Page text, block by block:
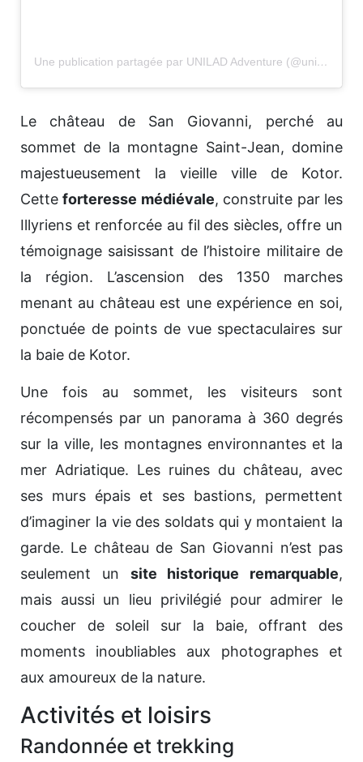
Une publication partagée par UNILAD Adventure (@uniladadventure)
Le château de San Giovanni, perché au
sommet de la montagne Saint-Jean, domine
majestueusement la vieille ville de Kotor.
Cetteforteresse médiévale, construite par les
Illyriens et renforcée au fil des siècles, offre un
témoignage saisissant de l’histoire militaire de
la région. L’ascension des 1350 marches
menant au château est une expérience en soi,
ponctuée de points de vue spectaculaires sur
la baie de Kotor.
Une fois au sommet, les visiteurs sont
récompensés par un panorama à 360 degrés
sur la ville, les montagnes environnantes et la
mer Adriatique. Les ruines du château, avec
ses murs épais et ses bastions, permettent
d’imaginer la vie des soldats qui y montaient la
garde. Le château de San Giovanni n’est pas
seulement un site historique remarquable,
mais aussi un lieu privilégié pour admirer le
coucher de soleil sur la baie, offrant des
moments inoubliables aux photographes et
aux amoureux de la nature.
Activités et loisirs
Randonnée et trekking